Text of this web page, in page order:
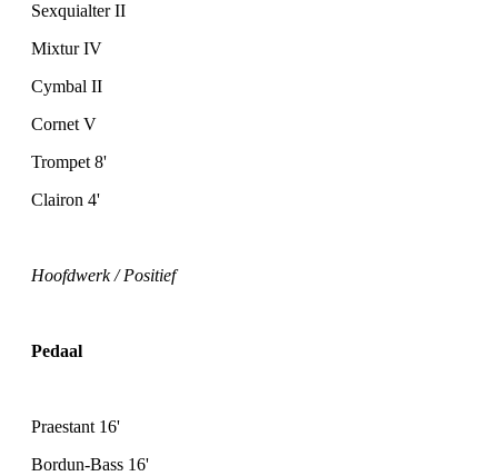
Sexquialter II
Mixtur IV
Cymbal II
Cornet V
Trompet 8'
Clairon 4'
Hoofdwerk / Positief
Pedaal
Praestant 16'
Bordun-Bass 16'